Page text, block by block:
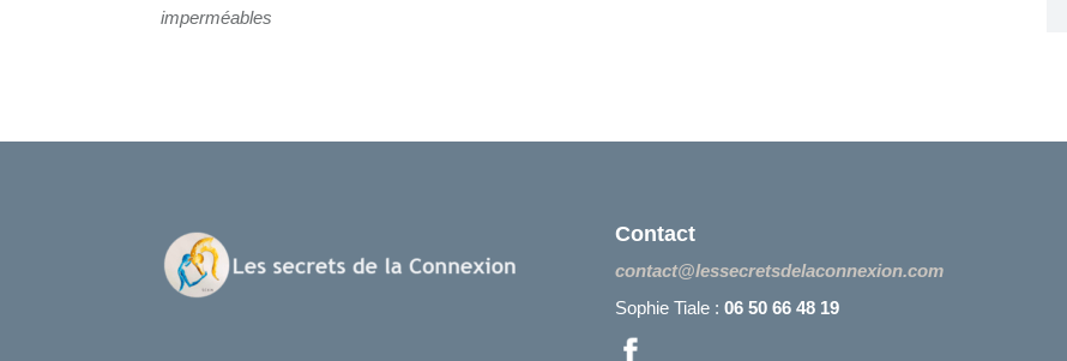
imperméables
Contact
contact@lessecretsdelaconnexion.com
Sophie Tiale : 06 50 66 48 19